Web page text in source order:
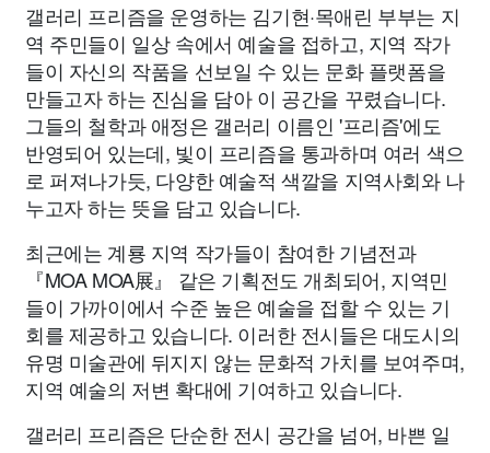
갤러리 프리즘을 운영하는 김기현·목애린 부부는 지
역 주민들이 일상 속에서 예술을 접하고, 지역 작가
들이 자신의 작품을 선보일 수 있는 문화 플랫폼을
만들고자 하는 진심을 담아 이 공간을 꾸렸습니다.
그들의 철학과 애정은 갤러리 이름인 '프리즘'에도
반영되어 있는데, 빛이 프리즘을 통과하며 여러 색으
로 퍼져나가듯, 다양한 예술적 색깔을 지역사회와 나
누고자 하는 뜻을 담고 있습니다.
최근에는 계룡 지역 작가들이 참여한 기념전과
『MOA MOA展』 같은 기획전도 개최되어, 지역민
들이 가까이에서 수준 높은 예술을 접할 수 있는 기
회를 제공하고 있습니다. 이러한 전시들은 대도시의
유명 미술관에 뒤지지 않는 문화적 가치를 보여주며,
지역 예술의 저변 확대에 기여하고 있습니다.
갤러리 프리즘은 단순한 전시 공간을 넘어, 바쁜 일